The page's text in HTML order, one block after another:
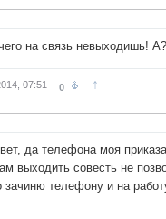
на связь невыходишь!
07:51 0 ↑
да телефона моя
выходить совесть не
зачиню телефону и на